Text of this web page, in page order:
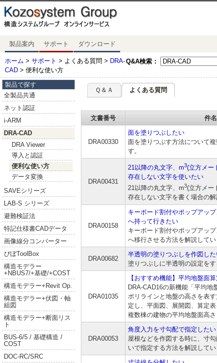
製品案内 サポート ダウンロード
Q&A検索：
ホーム > サポート > よくある質問 > DRA-
CAD > 便利な使い方
製品で探す
全製品共通
ネット認証
i-ARM
DRA-CAD
DRA Viewer
導入と認証
便利な使い方
データ変換
SAVEシリーズ
LAB-S シリーズ
避難検証法
特記仕様書CADデータ
画像線分コンバーター
ぴぼToolBox
構造モデラー
+NBUS7/+基礎/+COST
構造モデラー+Revit Op.
構造モデラー+伏図・軸
組図
構造モデラー+断面リス
ト
BUS-6/5 / 基礎構造 /
COST
DOC-RC/SRC
Ｑ＆Ａ よくある質問
文書番号 件名
DRA00330
面を塗りつぶしたい
面を塗りつぶす方法について
す。
DRA00431
21以降の丸文字、m3(立方メー
存在しない文字を使いたい
21以降の丸文字、m3(立方メー
存在しない文字を書く場合の
DRA00158
キーボード割付やポップアッ
へ持って行きたい
キーボード割付やポップアッ
へ移行させる方法を解説して
DRA00682
半透明の塗りつぶしを作図し
塗りつぶしに半透明の設定を
DRA01035
【おすすめ機能】平均地盤面
DRA-CAD16の新機能「平均地
ポリラインと地盤の高さを表
定し、平面図、展開図、算定
複数棟の建物の平均地盤面高
DRA00053
角度入力を寸勾配で指定したい
屋根などを作図する時に、寸
いで指定する方法を解説して